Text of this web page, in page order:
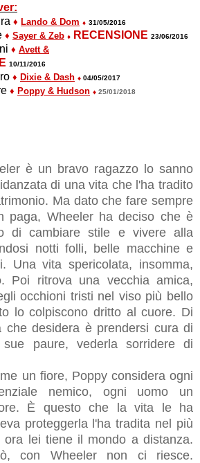
♦ Lando & Dom ♦ 31/05/2016
♦ Sayer & Zeb ♦ RECENSIONE 23/06/2016
♦ Avett &
10/11/2016
♦ Dixie & Dash ♦ 04/05/2017
♦ Poppy & Hudson ♦ 25/01/2018
è un bravo ragazzo lo sanno
di una vita che l'ha tradito
Ma dato che fare sempre
paga, Wheeler ha deciso che è
di cambiare stile e vivere alla
notti folli, belle macchine e
Una vita spericolata, insomma,
Poi ritrova una vecchia amica,
occhioni tristi nel viso più bello
lo colpiscono dritto al cuore. Di
che desidera è prendersi cura di
paure, vederla sorridere di
un fiore, Poppy considera ogni
nemico, ogni uomo un
È questo che la vita le ha
proteggerla l'ha tradita nel più
lei tiene il mondo a distanza.
con Wheeler non ci riesce.